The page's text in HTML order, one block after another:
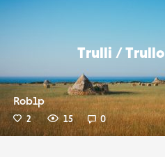
Trulli / Trullo
Rob1p
2 15 0